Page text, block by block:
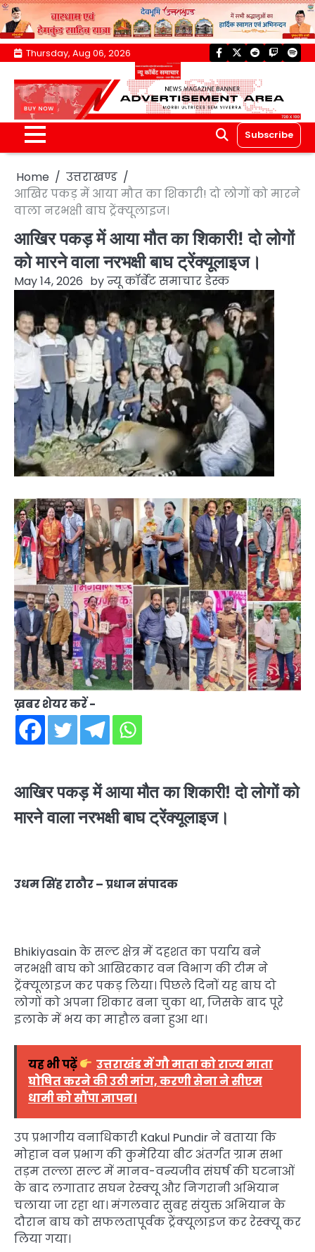
Skip
content
Thursday, Aug 06, 2026 facebook
twitterreddittwitch
Subscribe
Home
उत्तराखण्ड
आखिर पकड़ में आया मौत का शिकारी! दो लोगों को मारने
वाला नरभक्षी बाघ ट्रेंक्यूलाइज।
आखिर पकड़ में आया मौत का शिकारी! दो लोगों
को मारने वाला नरभक्षी बाघ ट्रेंक्यूलाइज।
May 14, 2026 byन्यू कॉर्बेट समाचार डेस्क
ख़बर शेयर करें -
आखिर पकड़ में आया मौत का शिकारी! दो लोगों को
मारने वाला नरभक्षी बाघ ट्रेंक्यूलाइज।
उधम सिंह राठौर – प्रधान संपादक
Bhikiyasain के सल्ट क्षेत्र में दहशत का पर्याय बने
नरभक्षी बाघ को आखिरकार वन विभाग की टीम ने
ट्रेंक्यूलाइज कर पकड़ लिया। पिछले दिनों यह बाघ दो
लोगों को अपना शिकार बना चुका था, जिसके बाद पूरे
इलाके में भय का माहौल बना हुआ था।
यह भी पढ़ें
उत्तराखंड में गौ माता को राज्य माता
घोषित करने की उठी मांग, करणी सेना ने सीएम
धामी को सौंपा ज्ञापन।
उप प्रभागीय वनाधिकारी Kakul Pundirने बताया कि
मोहान वन प्रभाग की कुमेरिया बीट अंतर्गत ग्राम सभा
तड़म तल्ला सल्ट में मानव-वन्यजीव संघर्ष की घटनाओं
के बाद लगातार सघन रेस्क्यू और निगरानी अभियान
चलाया जा रहा था। मंगलवार सुबह संयुक्त अभियान के
दौरान बाघ को सफलतापूर्वक ट्रेंक्यूलाइज कर रेस्क्यू कर
लिया गया।